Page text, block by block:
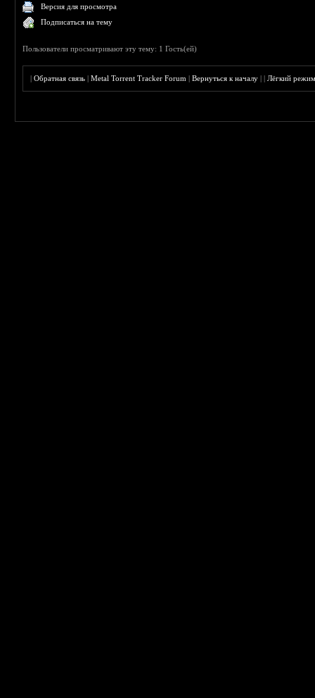
Версия для просмотра
Подписаться на тему
Пользователи просматривают эту тему: 1 Гость(ей)
|Обратная связь |Metal Torrent Tracker Forum |Вернуться к началу ||Лёгкий